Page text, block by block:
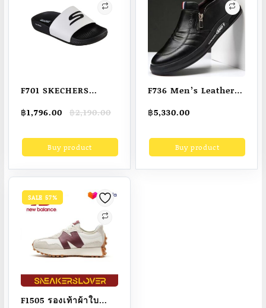
F701 SKECHERS
Deriver Men’s
฿2,190.00
Original
was:
฿2,190.00.
฿1,796.00
Current
is:
฿1,796.00.Buy product
F736 Men’s Leather
Breathable Business
Mocasines Loafers
฿5,330.00
Buy product
SALE 57%
F1505 รองเท้าผ้าใบ